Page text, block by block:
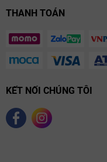
Thưởng Thức &
Le Limozin
Món ăn phù hợp:
Hải sản tinh tế
THANH TOÁN
KẾT NỐI CHÚNG TÔI